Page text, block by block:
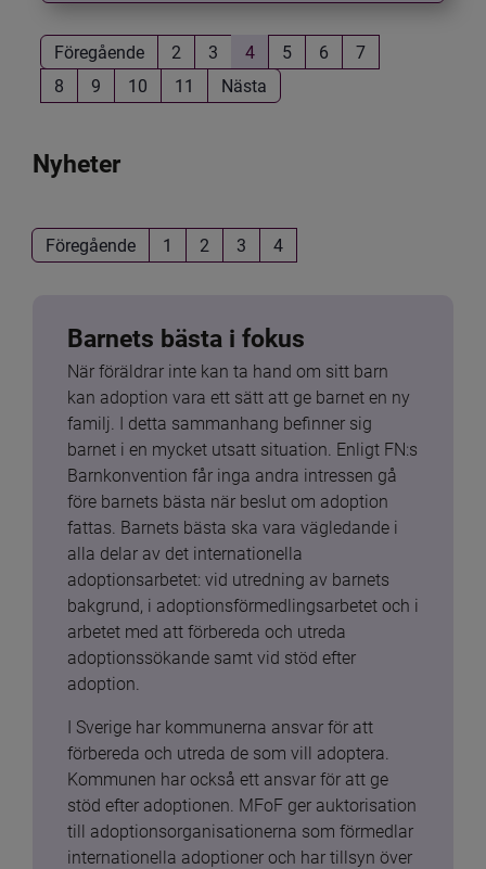
Föregående 2 3 4 5 6
7
8
9 10 11 Nästa
Nyheter
Föregående 1 2 3 4
Barnets bästa i fokus
När föräldrar inte kan ta hand om sitt barn
kan adoption vara ett sätt att ge barnet en ny
familj. I detta sammanhang befinner sig
barnet i en mycket utsatt situation. Enligt FN:s
Barnkonvention får inga andra intressen gå
före barnets bästa när beslut om adoption
fattas. Barnets bästa ska vara vägledande i
alla delar av det internationella
adoptionsarbetet: vid utredning av barnets
bakgrund, i adoptionsförmedlingsarbetet och i
arbetet med att förbereda och utreda
adoptionssökande samt vid stöd efter
adoption.
I Sverige har kommunerna ansvar för att
förbereda och utreda de som vill adoptera.
Kommunen har också ett ansvar för att ge
stöd efter adoptionen. MFoF ger auktorisation
till adoptionsorganisationerna som förmedlar
internationella adoptioner och har tillsyn över